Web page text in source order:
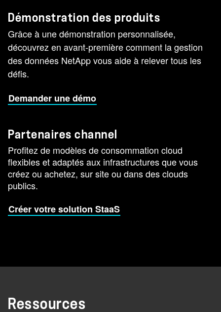
Démonstration des produits
Grâce à une démonstration personnalisée,
découvrez en avant-première comment la gestion
des données NetApp vous aide à relever tous les
défis.
Demander une démo
Partenaires channel
Profitez de modèles de consommation cloud
flexibles et adaptés aux infrastructures que vous
créez ou achetez, sur site ou dans des clouds
publics.
Créer votre solution StaaS
Ressources